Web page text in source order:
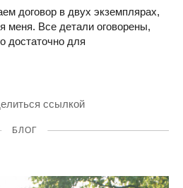
договор в двух экземплярах,
меня. Все детали оговорены,
достаточно для
ссылкой
БЛОГ